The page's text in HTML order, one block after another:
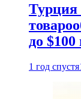
Турция
до
1 год спустя